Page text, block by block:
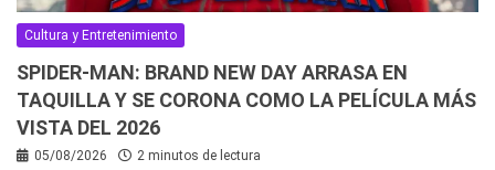
Cultura y Entretenimiento
SPIDER-MAN: BRAND NEW DAY ARRASA EN
TAQUILLA Y SE CORONA COMO LA PELÍCULA MÁS
VISTA DEL 2026
05/08/2026 2 minutos de lectura